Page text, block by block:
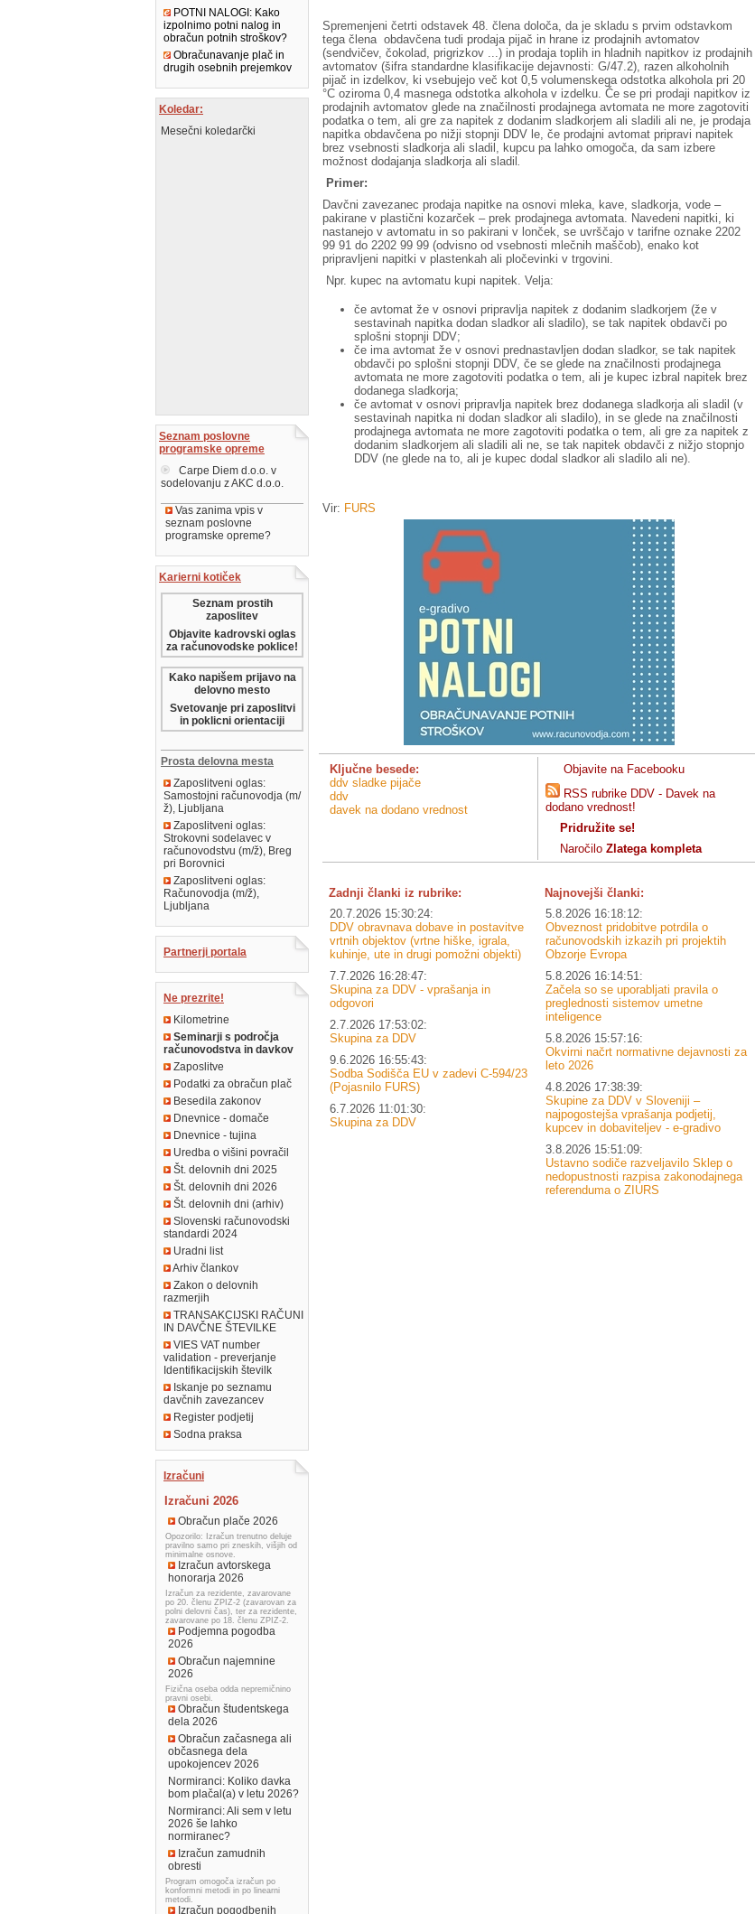
POTNI NALOGI: Kako
izpolnimo potni nalog in
obračun potnih stroškov?
Obračunavanje plač in
drugih osebnih prejemkov
Koledar:
Mesečni koledarčki
Seznam poslovne
programske opreme
Carpe Diem d.o.o. v
sodelovanju z AKC d.o.o.
Vas zanima vpis v
seznam poslovne
programske opreme?
Karierni kotiček
Seznam prostih
zaposlitev
Objavite kadrovski oglas
za računovodske poklice!
Kako napišem prijavo na
delovno mesto
Svetovanje pri zaposlitvi
in poklicni orientaciji
Prosta delovna mesta
Zaposlitveni oglas:
Samostojni računovodja (m/
ž), Ljubljana
Zaposlitveni oglas:
Strokovni sodelavec v
računovodstvu (m/ž), Breg
pri Borovnici
Zaposlitveni oglas:
Računovodja (m/ž),
Ljubljana
Partnerji portala
Ne prezrite!
Kilometrine
Seminarji s področja
računovodstva in davkov
Zaposlitve
Podatki za obračun plač
Besedila zakonov
Dnevnice - domače
Dnevnice - tujina
Uredba o višini povračil
Št. delovnih dni 2025
Št. delovnih dni 2026
Št. delovnih dni (arhiv)
Slovenski računovodski
standardi 2024
Uradni list
Arhiv člankov
Zakon o delovnih
razmerjih
TRANSAKCIJSKI RAČUNI
IN DAVČNE ŠTEVILKE
VIES VAT number
validation - preverjanje
Identifikacijskih številk
Iskanje po seznamu
davčnih zavezancev
Register podjetij
Sodna praksa
Izračuni
Izračuni 2026
Obračun plače 2026
Opozorilo: Izračun trenutno deluje
pravilno samo pri zneskih, višjih od
minimalne osnove.
Izračun avtorskega
honorarja 2026
Izračun za rezidente, zavarovane
po 20. členu ZPIZ-2 (zavarovan za
polni delovni čas), ter za rezidente,
zavarovane po 18. členu ZPIZ-2.
Podjemna pogodba
2026
Obračun najemnine
2026
Fizična oseba odda nepremičnino
pravni osebi.
Obračun študentskega
dela 2026
Obračun začasnega ali
občasnega dela
upokojencev 2026
Normiranci: Koliko davka
bom plačal(a) v letu 2026?
Normiranci: Ali sem v letu
2026 še lahko
normiranec?
Izračun zamudnih
obresti
Program omogoča izračun po
konformni metodi in po linearni
metodi.
Izračun pogodbenih
Spremenjeni četrti odstavek 48. člena določa, da je skladu s prvim odstavkom
tega člena obdavčena tudi prodaja pijač in hrane iz prodajnih avtomatov
(sendvičev, čokolad, prigrizkov ...) in prodaja toplih in hladnih napitkov iz prodajnih
avtomatov (šifra standardne klasifikacije dejavnosti: G/47.2), razen alkoholnih
pijač in izdelkov, ki vsebujejo več kot 0,5 volumenskega odstotka alkohola pri 20
°C oziroma 0,4 masnega odstotka alkohola v izdelku. Če se pri prodaji napitkov iz
prodajnih avtomatov glede na značilnosti prodajnega avtomata ne more zagotoviti
podatka o tem, ali gre za napitek z dodanim sladkorjem ali sladili ali ne, je prodaja
napitka obdavčena po nižji stopnji DDV le, če prodajni avtomat pripravi napitek
brez vsebnosti sladkorja ali sladil, kupcu pa lahko omogoča, da sam izbere
možnost dodajanja sladkorja ali sladil
Primer:
Davčni zavezanec prodaja napitke na osnovi mleka, kave, sladkorja, vode –
pakirane v plastični kozarček – prek prodajnega avtomata. Navedeni napitki, ki
nastanejo v avtomatu in so pakirani v lonček, se uvrščajo v tarifne oznake 2202
99 91 do 2202 99 99 (odvisno od vsebnosti mlečnih maščob), enako kot
pripravljeni napitki v plastenkah ali pločevinki v trgovini.
Npr. kupec na avtomatu kupi napitek. Velja:
če avtomat že v osnovi pripravlja napitek z dodanim sladkorjem (že v
sestavinah napitka dodan sladkor ali sladilo), se tak napitek obdavči po
splošni stopnji DDV;
če ima avtomat že v osnovi prednastavljen dodan sladkor, se tak napitek
obdavči po splošni stopnji DDV, če se glede na značilnosti prodajnega
avtomata ne more zagotoviti podatka o tem, ali je kupec izbral napitek brez
dodanega sladkorja;
če avtomat v osnovi pripravlja napitek brez dodanega sladkorja ali sladil (v
sestavinah napitka ni dodan sladkor ali sladilo), in se glede na značilnosti
prodajnega avtomata ne more zagotoviti podatka o tem, ali gre za napitek z
dodanim sladkorjem ali sladili ali ne, se tak napitek obdavči z nižjo stopnjo
DDV (ne glede na to, ali je kupec dodal sladkor ali sladilo ali ne).
Vir: FURS
Ključne besede:
ddv sladke pijače
ddv
davek na dodano vrednost
Objavite na Facebooku
RSS rubrike DDV - Davek na
dodano vrednost!
Pridružite se!
Naročilo Zlatega kompleta
Zadnji članki iz rubrike:
20.7.2026 15:30:24:
DDV obravnava dobave in postavitve
vrtnih objektov (vrtne hiške, igrala,
kuhinje, ute in drugi pomožni objekti)
7.7.2026 16:28:47:
Skupina za DDV - vprašanja in
odgovori
2.7.2026 17:53:02:
Skupina za DDV
9.6.2026 16:55:43:
Sodba Sodišča EU v zadevi C-594/23
(Pojasnilo FURS)
6.7.2026 11:01:30:
Skupina za DDV
Najnovejši članki:
5.8.2026 16:18:12:
Obveznost pridobitve potrdila o
računovodskih izkazih pri projektih
Obzorje Evropa
5.8.2026 16:14:51:
Začela so se uporabljati pravila o
preglednosti sistemov umetne
inteligence
5.8.2026 15:57:16:
Okvirni načrt normativne dejavnosti za
leto 2026
4.8.2026 17:38:39:
Skupine za DDV v Sloveniji –
najpogostejša vprašanja podjetij,
kupcev in dobaviteljev - e-gradivo
3.8.2026 15:51:09:
Ustavno sodiče razveljavilo Sklep o
nedopustnosti razpisa zakonodajnega
referenduma o ZIURS